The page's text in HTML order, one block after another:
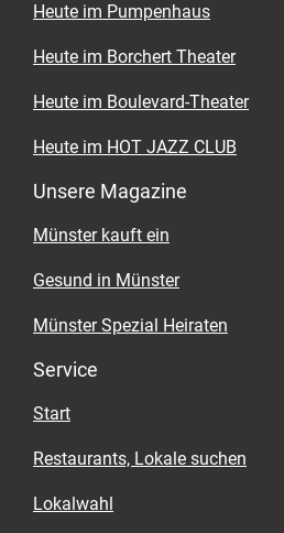
Heute im Pumpenhaus
Heute im Borchert Theater
Heute im Boulevard-Theater
Heute im HOT JAZZ CLUB
Unsere Magazine
Münster kauft ein
Gesund in Münster
Münster Spezial Heiraten
Service
Start
Restaurants, Lokale suchen
Lokalwahl